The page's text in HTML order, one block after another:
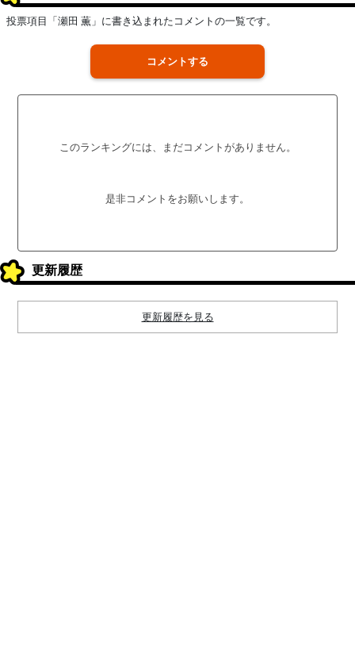
投票項目「瀬田 薫」に書き込まれたコメントの一覧です。
コメントする
このランキングには、まだコメントがありません。
是非コメントをお願いします。
更新履歴
更新履歴を見る